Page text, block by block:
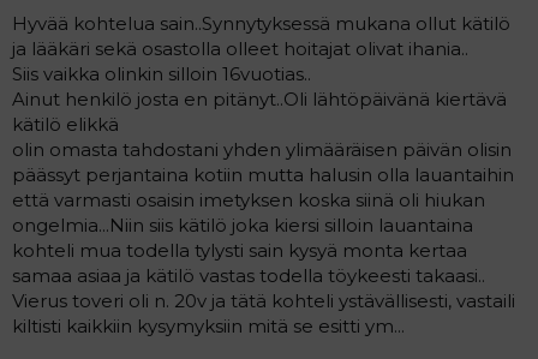
Hyvää kohtelua sain..Synnytyksessä mukana ollut kätilö
ja lääkäri sekä osastolla olleet hoitajat olivat ihania..
Siis vaikka olinkin silloin 16vuotias..
Ainut henkilö josta en pitänyt..Oli lähtöpäivänä kiertävä
kätilö elikkä
olin omasta tahdostani yhden ylimääräisen päivän olisin
päässyt perjantaina kotiin mutta halusin olla lauantaihin
että varmasti osaisin imetyksen koska siinä oli hiukan
ongelmia...Niin siis kätilö joka kiersi silloin lauantaina
kohteli mua todella tylysti sain kysyä monta kertaa
samaa asiaa ja kätilö vastas todella töykeesti takaasi..
Vierus toveri oli n. 20v ja tätä kohteli ystävällisesti, vastaili
kiltisti kaikkiin kysymyksiin mitä se esitti ym...